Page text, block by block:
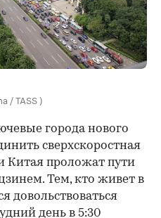
/ TASS )
города нового
сверхскоростная
Китая проложат пути
Тем, кто живет в
довольствоваться
день в 5:30